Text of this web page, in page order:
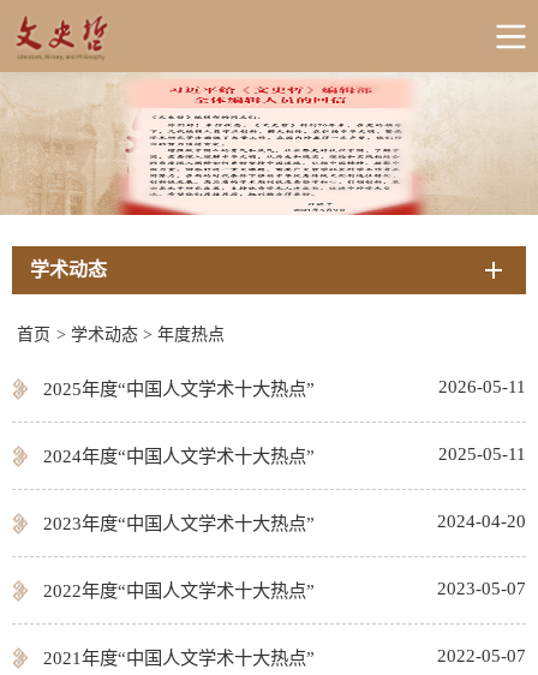
学术动态
首页 > 学术动态 > 年度热点
2025年度“中国人文学术十大热点” 2026-05-11
2024年度“中国人文学术十大热点” 2025-05-11
2023年度“中国人文学术十大热点” 2024-04-20
2022年度“中国人文学术十大热点” 2023-05-07
2021年度“中国人文学术十大热点” 2022-05-07